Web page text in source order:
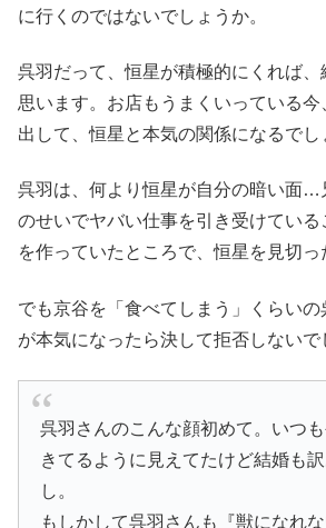
に行くのではないでしょうか。
呉羽だって、恒星が積極的にくれば、
思います。お店もうまくいっている
出して、恒星と本気の関係になるでし
呉羽は、何より恒星が自分の暗い面…
のせいでヤバい仕事を引き受けてい
を作っていたところで、恒星を見切っ
でも京谷を「食べてしまう」くらい
が本気になったら決して拒否しないで
呉羽さんのこんな顔初めて。いつ
きてるように見えてたけど結婚も
し。
もしかして呉羽さんも『獣になれ